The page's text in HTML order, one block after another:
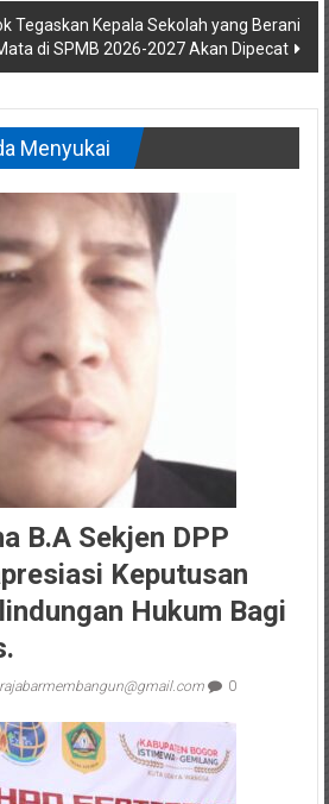
Tegaskan Kepala Sekolah yang Berani
di SPMB 2026-2027 Akan Dipecat
Menyukai
B.A Sekjen DPP
Keputusan
Hukum Bagi
0